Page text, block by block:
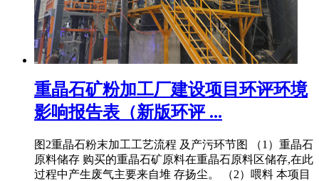
重晶石矿粉加工厂建设项目环评环境
影响报告表（新版环评 ...
图2重晶石粉末加工工艺流程 及产污环节图 （1）重晶石
原料储存 购买的重晶石矿原料在重晶石原料区储存,在此
过程中产生废气主要来自堆 存扬尘。 （2）喂料 本项目